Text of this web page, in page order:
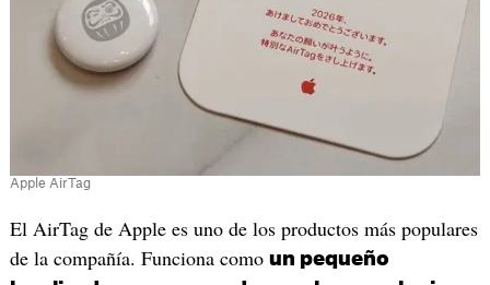
Apple AirTag
El AirTag de Apple es uno de los productos más populares
de la compañía. Funciona como un pequeño